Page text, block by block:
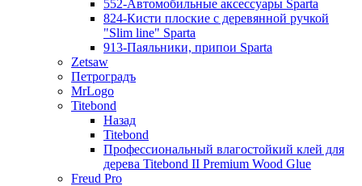
552-Автомобильные аксессуары Sparta
824-Кисти плоские с деревянной ручкой
"Slim line" Sparta
913-Паяльники, припои Sparta
Zetsaw
Петроградъ
MrLogo
Titebond
Назад
Titebond
Профессиональный влагостойкий клей для
дерева Titebond II Premium Wood Glue
Freud Pro